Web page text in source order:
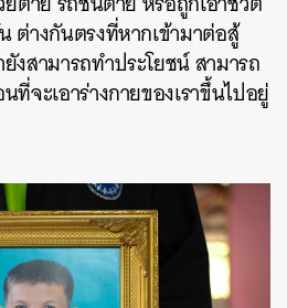
ต่างกันตรงที่หากเข้ามาต่อสู้
งสามารถทำประโยชน์ สามารถ
จะเอาร่างกายของเราขึ้นไปอยู่